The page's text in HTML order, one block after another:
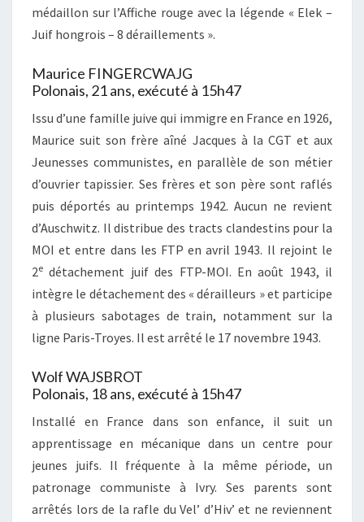
médaillon sur l’Affiche rouge avec la légende « Elek –
Juif hongrois – 8 déraillements ».
Maurice FINGERCWAJG
Polonais, 21 ans, exécuté à 15h47
Issu d’une famille juive qui immigre en France en 1926,
Maurice suit son frère aîné Jacques à la CGT et aux
Jeunesses communistes, en parallèle de son métier
d’ouvrier tapissier. Ses frères et son père sont raflés
puis déportés au printemps 1942. Aucun ne revient
d’Auschwitz. Il distribue des tracts clandestins pour la
MOI et entre dans les FTP en avril 1943. Il rejoint le
2e détachement juif des FTP-MOI. En août 1943, il
intègre le détachement des « dérailleurs » et participe
à plusieurs sabotages de train, notamment sur la
ligne Paris-Troyes. Il est arrêté le 17 novembre 1943.
Wolf WAJSBROT
Polonais, 18 ans, exécuté à 15h47
Installé en France dans son enfance, il suit un
apprentissage en mécanique dans un centre pour
jeunes juifs. Il fréquente à la même période, un
patronage communiste à Ivry. Ses parents sont
arrêtés lors de la rafle du Vel’ d’Hiv’ et ne reviennent